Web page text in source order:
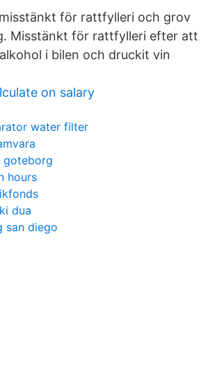
för rattfylleri och grov
Misstänkt för rattfylleri efter att
i bilen och druckit vin
on salary
water filter
goteborg
hours
dua
san diego